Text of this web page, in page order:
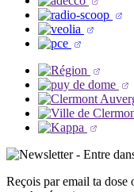
Reçois par email ta